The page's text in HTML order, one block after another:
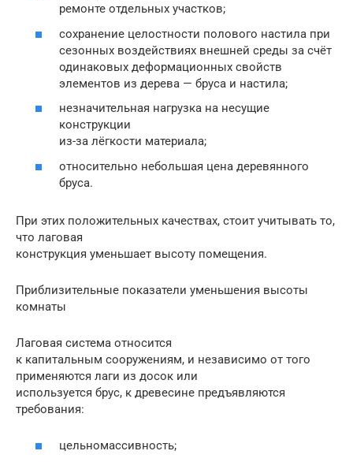
ремонте отдельных участков;
сохранение целостности полового настила при
сезонных воздействиях внешней среды за счёт
одинаковых деформационных свойств
элементов из дерева — бруса и настила;
незначительная нагрузка на несущие
конструкции
из-за лёгкости материала;
относительно небольшая цена деревянного
бруса.
При этих положительных качествах, стоит учитывать то,
что лаговая
конструкция уменьшает высоту помещения.
Приблизительные показатели уменьшения высоты
комнаты
Лаговая система относится
к капитальным сооружениям, и независимо от того
применяются лаги из досок или
используется брус, к древесине предъявляются
требования:
цельномассивность;